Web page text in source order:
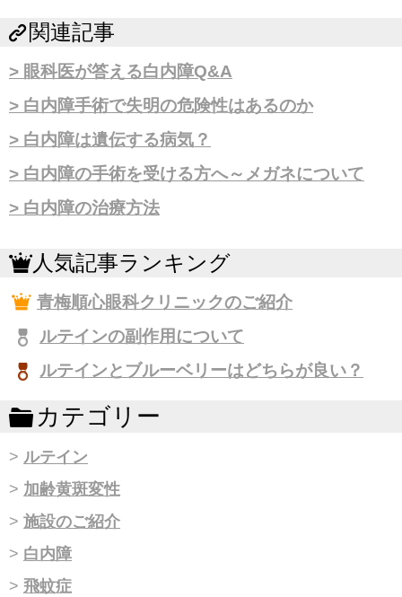
関連記事
眼科医が答える白内障Q&A
白内障手術で失明の危険性はあるのか
白内障は遺伝する病気？
白内障の手術を受ける方へ～メガネについて
白内障の治療方法
人気記事ランキング
青梅順心眼科クリニックのご紹介
ルテインの副作用について
ルテインとブルーベリーはどちらが良い？
カテゴリー
ルテイン
加齢黄斑変性
施設のご紹介
白内障
飛蚊症